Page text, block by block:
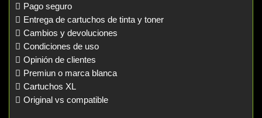
Pago seguro
Entrega de cartuchos de tinta y toner
Cambios y devoluciones
Condiciones de uso
Opinión de clientes
Premiun o marca blanca
Cartuchos XL
Original vs compatible